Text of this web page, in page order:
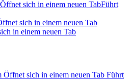
Öffnet sich in einem neuen TabFührt
sich in einem neuen Tab
in einem neuen Tab
Öffnet sich in einem neuen Tab Führt